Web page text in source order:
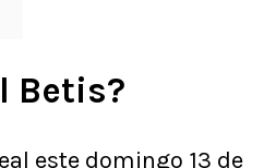
Betis?
este domingo 13 de